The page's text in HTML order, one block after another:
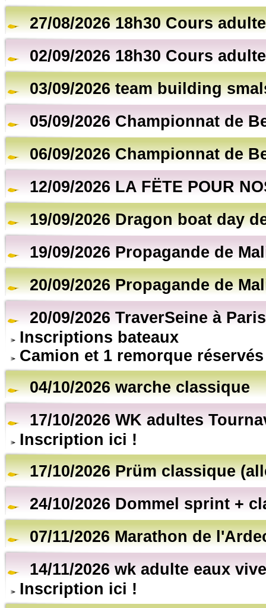
27/08/2026 18h30 Cours
02/09/2026 18h30 Cours
03/09/2026 team building
05/09/2026 Championnat de
06/09/2026 Championnat de
12/09/2026 LA FËTE POUR
19/09/2026 Dragon boat day
19/09/2026 Propagande de
20/09/2026 Propagande de
20/09/2026 TraverSeine à Paris
Inscriptions bateaux
Camion et 1 remorque réservés
04/10/2026 warche classique
17/10/2026 WK adultes
Inscription ici !
17/10/2026 Prüm classique
24/10/2026 Dommel sprint +
07/11/2026 Marathon de
14/11/2026 wk adulte eaux
Inscription ici !